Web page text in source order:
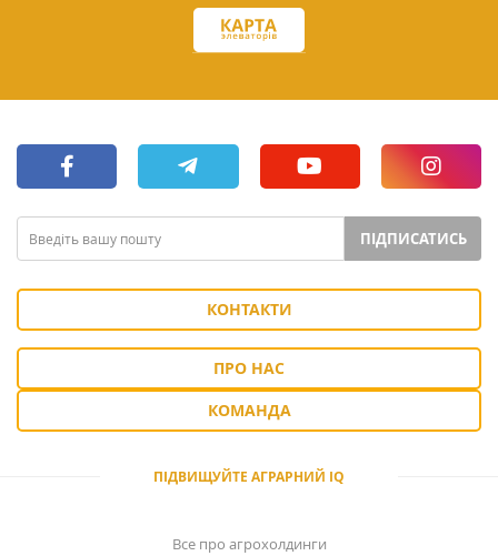
ПІДПИСАТИСЬ
КОНТАКТИ
ПРО НАС
КОМАНДА
ПІДВИЩУЙТЕ АГРАРНИЙ IQ
Все про агрохолдинги